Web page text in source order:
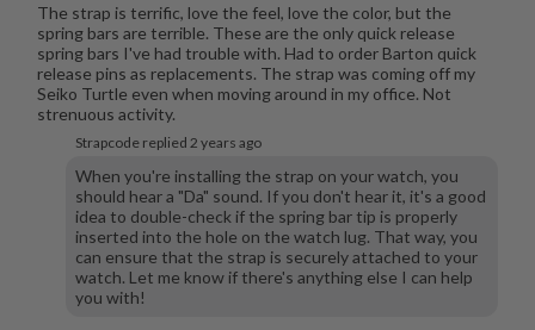
The strap is terrific, love the feel, love the color, but the
spring bars are terrible. These are the only quick release
spring bars I've had trouble with. Had to order Barton quick
release pins as replacements. The strap was coming off my
Seiko Turtle even when moving around in my office. Not
strenuous activity.
Strapcode replied 2 years ago
When you're installing the strap on your watch, you
should hear a "Da" sound. If you don't hear it, it's a good
idea to double-check if the spring bar tip is properly
inserted into the hole on the watch lug. That way, you
can ensure that the strap is securely attached to your
watch. Let me know if there's anything else I can help
you with!